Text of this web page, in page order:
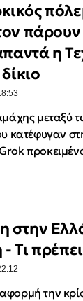
πάρουν
η
μεταξύ
κατέφυγαν
στην
Τι
την